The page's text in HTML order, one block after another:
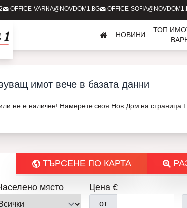
OFFICE-VARNA@NOVDOM1.BG OFFICE-
НОВИНИ
ТОП
имот вече в базата данни
не е наличен! Намерете своя Нов Дом на страница
ТЪРСЕНЕ ПО КАРТА
място Цена €
от